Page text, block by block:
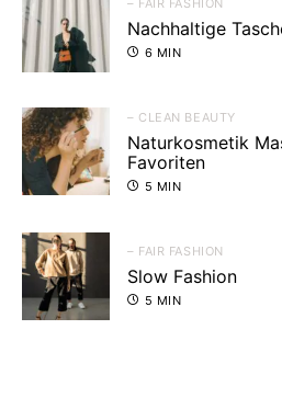
– FAIR FASHION
Nachhaltige
6 MIN
– CLEAN BEAUTY
Naturkosmetik
Favoriten
5 MIN
– FAIR FASHION
Slow Fashion
5 MIN